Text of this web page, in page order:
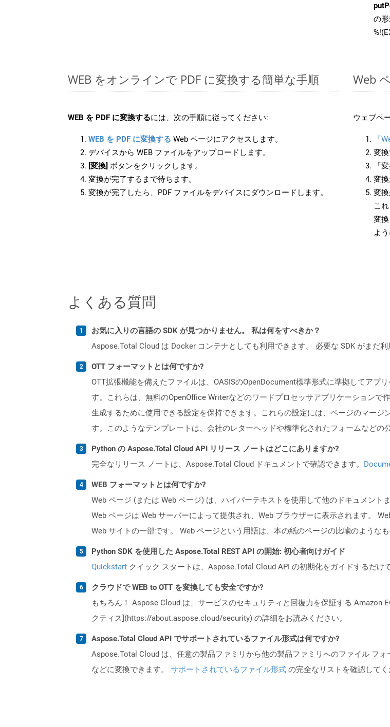
の
WEB をオンラインで PDF に変換する簡単な手順
WEB を PDF に変換するには、次の手順に従ってください:
WEB を PDF に変換する Web ページにアクセスします。
デバイスから WEB ファイルをアップロードします。
[変換] ボタンをクリックします。
変換が完了するまで待ちます。
変換が完了したら、PDF ファイルをデバイスにダウンロードします。
Web
ウェブペ
「
変
「
変
変
こ
変
よ
よくある質問
お気に入りの言語の SDK が見つかりません。 私は何をすべきか？
Aspose.Total Cloud は Docker コンテナとしても利用できます。 必要な SDK がまだ
OTT フォーマットとは何ですか?
OTT拡張機能を備えたファイルは、OASISのOpenDocument標準形式に準拠してアプ
す。これらは、無料のOpenOffice Writerなどのワードプロセッサアプリケーション
生成するために使用できる設定を保持できます。これらの設定には、ページのマー
す。このようなテンプレートは、会社のレターヘッドや標準化されたフォームなどの
Python の Aspose.Total Cloud API リリース ノートはどこにありますか?
完全なリリース ノートは、Aspose.Total Cloud ドキュメントで確認できます。
WEB フォーマットとは何ですか?
Web ページ (または Web ページ) は、ハイパーテキストを使用して他のドキュメント
Web ページは Web サーバーによって提供され、Web ブラウザーに表示されます。
Web サイトの一部です。 Web ページという用語は、本の紙のページの比喩のようなも
Python SDK を使用した Aspose.Total REST API の開始: 初心者向けガイド
Quickstart クイック スタートは、Aspose.Total Cloud API の初期化をガイドするだけ
クラウドで WEB to OTT を変換しても安全ですか?
もちろん！ Aspose Cloud は、サービスのセキュリティと回復力を保証する Amazon
クティス](https://about.aspose.cloud/security) の詳細をお読みください。
Aspose.Total Cloud API でサポートされているファイル形式は何ですか?
Aspose.Total Cloud は、任意の製品ファミリから他の製品ファミリへのファイル フォ
などに変換できます。 サポートされているファイル形式 の完全なリストを確認してく